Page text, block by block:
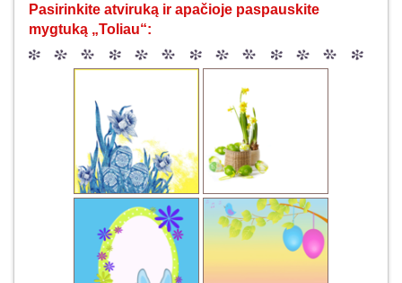
Pasirinkite atviruką ir apačioje paspauskite
mygtuką „Toliau“: